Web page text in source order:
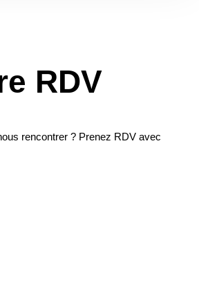
RDV
rencontrer ? Prenez RDV avec